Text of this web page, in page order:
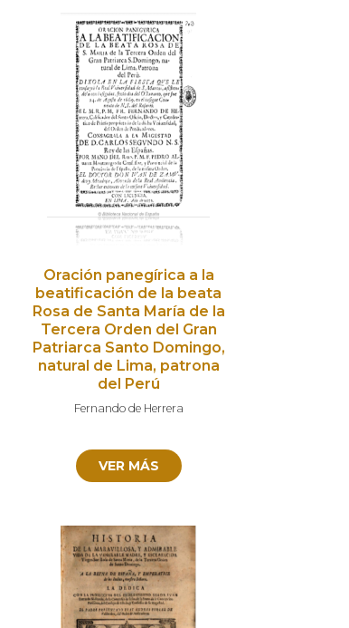
Oración panegírica a la
beatificación de la beata
Rosa de Santa María de la
Tercera Orden del Gran
Patriarca Santo Domingo,
natural de Lima, patrona
del Perú
Fernando de Herrera
VER MÁS